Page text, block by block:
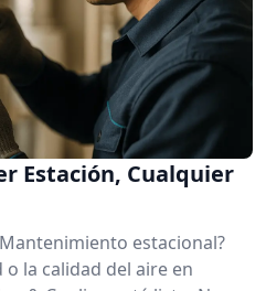
Estación, Cualquier
estacional?
la calidad del aire en